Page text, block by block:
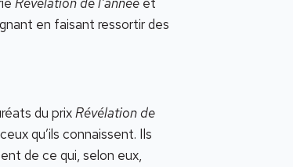
en faisant ressortir des
du prixRévélation de
qu’ils connaissent. Ils
de ce qui, selon eux,